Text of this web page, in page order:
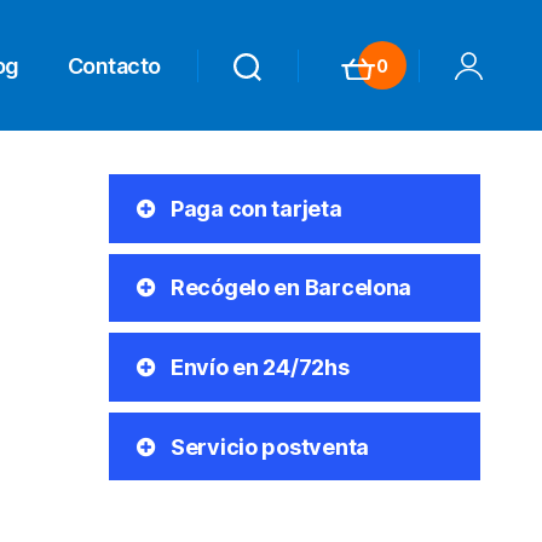
Contacto Search
0
Paga con tarjeta
Recógelo en Barcelona
Envío en 24/72hs
Servicio postventa